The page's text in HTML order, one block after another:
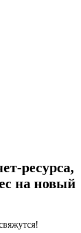
ресурса,
на новый